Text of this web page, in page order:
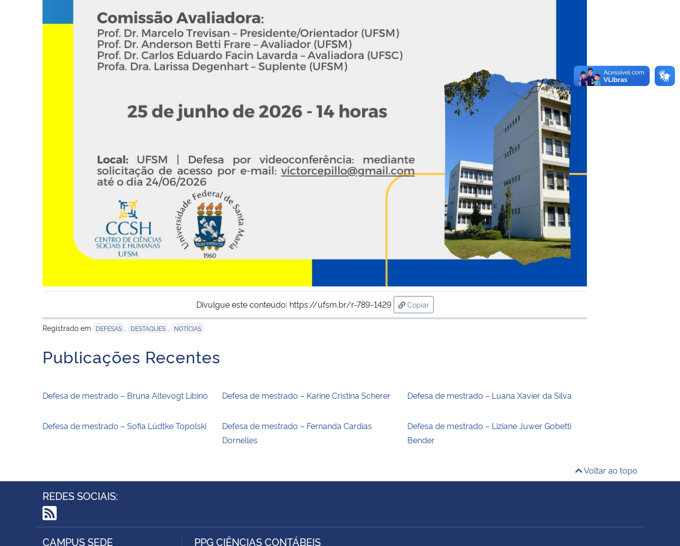
Divulgue este conteúdo: https://ufsm.br/r-789-1429
Copiar
para área de transferência
Registrado em
DEFESAS DESTAQUES NOTÍCIAS
Publicações Recentes
Defesa de mestrado – Bruna Altevogt Libino Defesa de mestrado – Karine Cristina Scherer Defesa de mestrado – Luana Xavier da Silva
Defesa de mestrado – Sofia Lüdtke Topolski
Defesa de mestrado – Fernanda Cardias
Dornelles
Defesa de mestrado – Liziane Juwer Gobetti
Bender
Voltar ao topo
REDES SOCIAIS:
RSS
CAMPUS SEDE PPG CIÊNCIAS CONTÁBEIS